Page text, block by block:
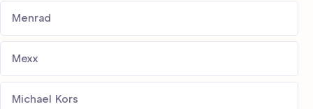
Menrad
Mexx
Michael Kors